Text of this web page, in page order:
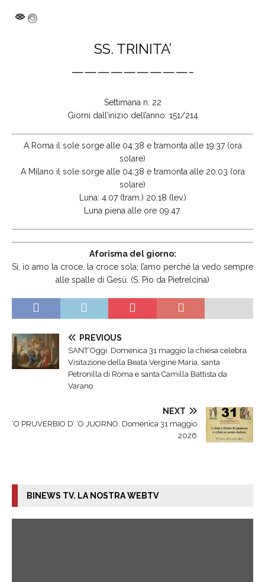
SS. TRINITA’
—————————-
Settimana n. 22
Giorni dall’inizio dell’anno: 151/214
A Roma il sole sorge alle 04:38 e tramonta alle 19:37 (ora
solare)
A Milano il sole sorge alle 04:38 e tramonta alle 20:03 (ora
solare)
Luna: 4.07 (tram.) 20.18 (lev.)
Luna piena alle ore 09.47.
Aforisma del giorno:
Sì, io amo la croce, la croce sola; l’amo perché la vedo sempre
alle spalle di Gesù. (S. Pio da Pietrelcina)
PREVIOUS
SANT’Oggi. Domenica 31 maggio la chiesa celebra
Visitazione della Beata Vergine Maria, santa
Petronilla di Roma e santa Camilla Battista da
Varano
NEXT
‘O PRUVERBIO D’ ‘O JUORNO. Domenica 31 maggio
2026
BINEWS TV. LA NOSTRA WEBTV